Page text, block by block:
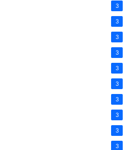
3
3
3
3
3
3
3
3
3
3